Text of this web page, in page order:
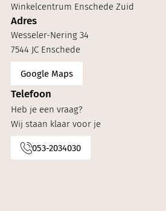
Winkelcentrum Enschede Zuid
Adres
Wesseler-Nering 34
7544 JC Enschede
Google Maps
Telefoon
Heb je een vraag?
Wij staan klaar voor je
053-2034030